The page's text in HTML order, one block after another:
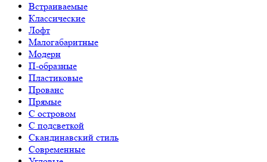
Встраиваемые
Классические
Лофт
Малогабаритные
Модерн
П-образные
Пластиковые
Прованс
Прямые
С островом
С подсветкой
Скандинавский стиль
Современные